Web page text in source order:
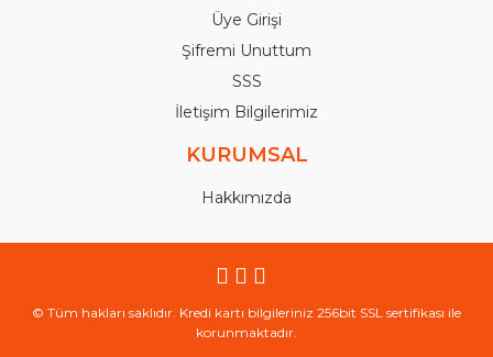
Üye Girişi
Şifremi Unuttum
SSS
İletişim Bilgilerimiz
KURUMSAL
Hakkımızda
© Tüm hakları saklıdır. Kredi kartı bilgileriniz 256bit SSL sertifikası ile
korunmaktadır.